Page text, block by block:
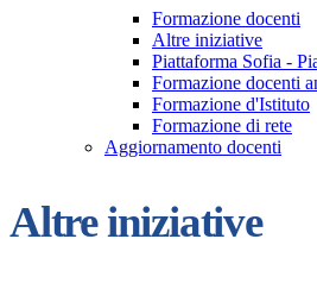
Formazione docenti
Altre iniziative
Piattaforma Sofia -
Formazione docenti
Formazione d'Istituto
Formazione di rete
Aggiornamento docenti
Altre iniziative